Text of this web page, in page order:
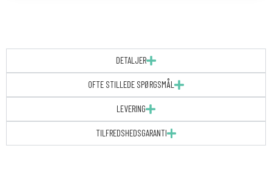
DETALJER
OFTE STILLEDE SPØRGSMÅL
LEVERING
TILFREDSHEDSGARANTI